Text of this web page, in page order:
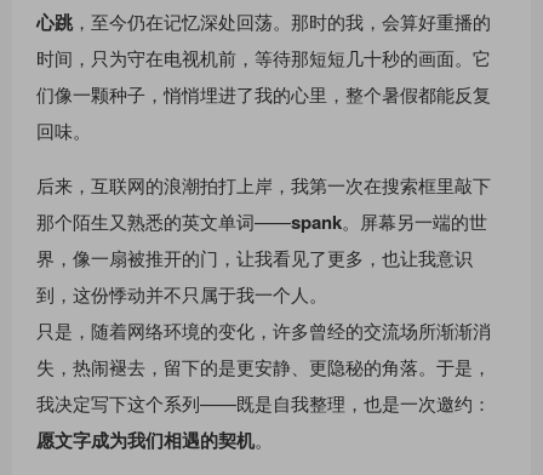
心跳，至今仍在记忆深处回荡。那时的我，会算好重播的
时间，只为守在电视机前，等待那短短几十秒的画面。它
们像一颗种子，悄悄埋进了我的心里，整个暑假都能反复
回味。
后来，互联网的浪潮拍打上岸，我第一次在搜索框里敲下
那个陌生又熟悉的英文单词——spank。屏幕另一端的世
界，像一扇被推开的门，让我看见了更多，也让我意识
到，这份悸动并不只属于我一个人。
只是，随着网络环境的变化，许多曾经的交流场所渐渐消
失，热闹褪去，留下的是更安静、更隐秘的角落。于是，
我决定写下这个系列——既是自我整理，也是一次邀约：
愿文字成为我们相遇的契机。